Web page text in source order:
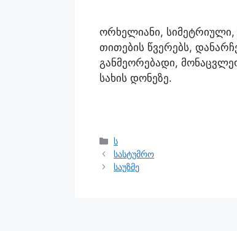
ორხელიანი, სიმეტრიული,
თითების წვერებს,
განმეორებადი,
სახის დონეზე.
ს
სასტუმრო
საუზმე